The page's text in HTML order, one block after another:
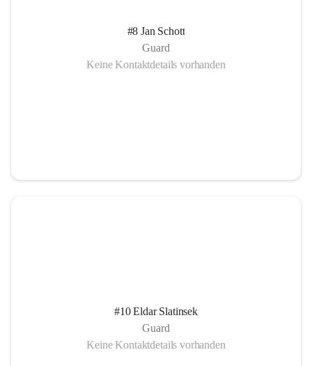
#8 Jan Schott
Guard
Keine Kontaktdetails vorhanden
#10 Eldar Slatinsek
Guard
Keine Kontaktdetails vorhanden